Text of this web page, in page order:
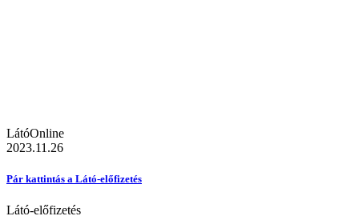
LátóOnline
2023.11.26
Pár kattintás a Látó-előfizetés
Látó-előfizetés